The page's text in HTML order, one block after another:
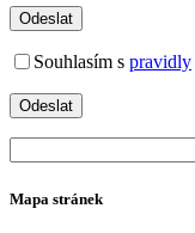
Souhlasím s pravidly
Mapa stránek